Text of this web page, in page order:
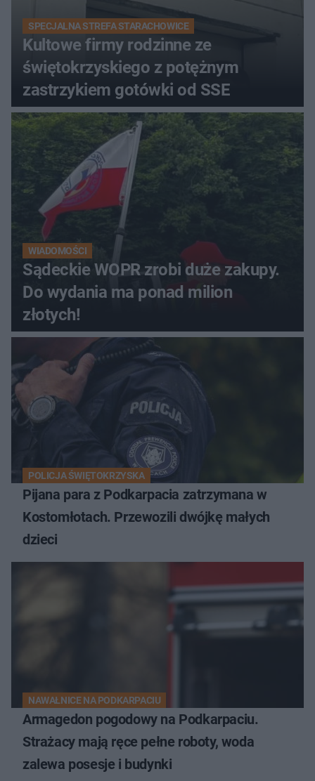
SPECJALNA STREFA STARACHOWICE
Kultowe firmy rodzinne ze
świętokrzyskiego z potężnym
zastrzykiem gotówki od SSE
WIADOMOŚCI
Sądeckie WOPR zrobi duże zakupy.
Do wydania ma ponad milion
złotych!
POLICJA ŚWIĘTOKRZYSKA
Pijana para z Podkarpacia zatrzymana w
Kostomłotach. Przewozili dwójkę małych
dzieci
NAWAŁNICE NA PODKARPACIU
Armagedon pogodowy na Podkarpaciu.
Strażacy mają ręce pełne roboty, woda
zalewa posesje i budynki